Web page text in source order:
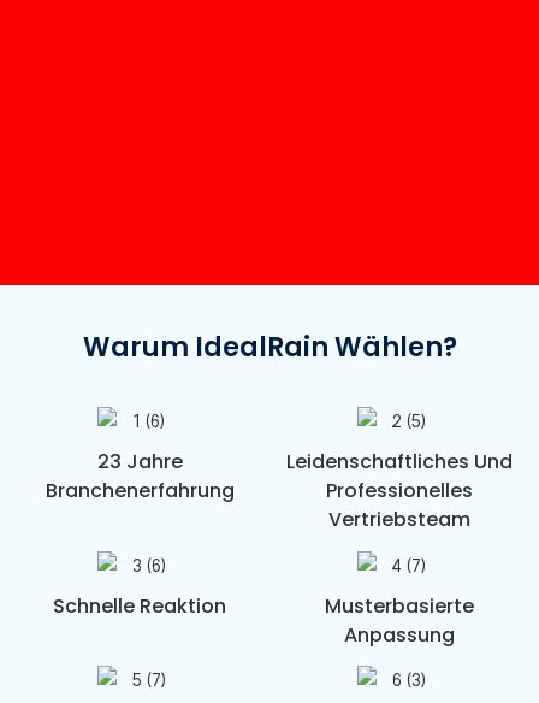
Warum IdealRain Wählen?
23 Jahre
Branchenerfahrung
Leidenschaftliches Und
Professionelles
Vertriebsteam
Schnelle Reaktion
Musterbasierte
Anpassung